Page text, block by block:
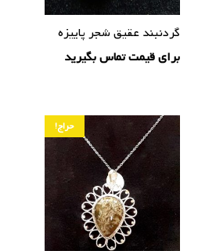
گردنبند عقیق شجر پاییزه
برای قیمت تماس بگیرید
حراج!